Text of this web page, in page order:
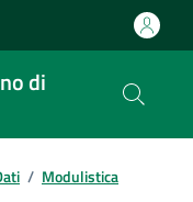
di
/ Modulistica